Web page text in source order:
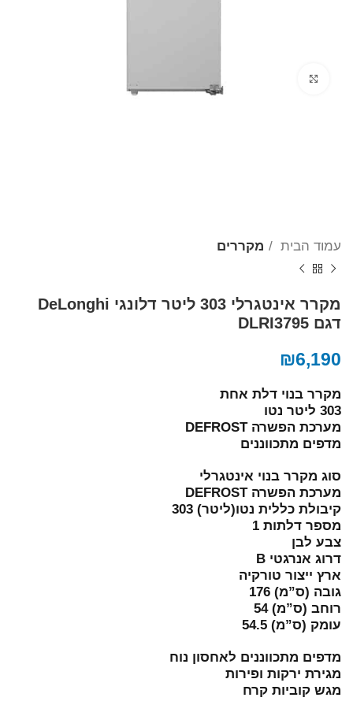
עמוד הבית מקררים
מקרר אינטגרלי 303 ליטר דלונגי DeLonghi
דגם DLRI3795
₪6,190
מקרר בנוי דלת אחת
303 ליטר נטו
מערכת הפשרה DEFROST
מדפים מתכווננים
סוג מקרר בנוי אינטגרלי
מערכת הפשרה DEFROST
קיבולת כללית נטו(ליטר) 303
מספר דלתות 1
צבע לבן
דרוג אנרגטי B
ארץ ייצור טורקיה
גובה (ס”מ) 176
רוחב (ס”מ) 54
עומק (ס”מ) 54.5
מדפים מתכווננים לאחסון נוח
מגירת ירקות ופירות
מגש קוביות קרח